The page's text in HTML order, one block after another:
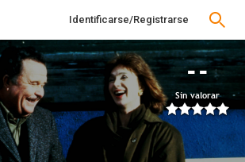
Identificarse/Registrarse
--
Sin valorar